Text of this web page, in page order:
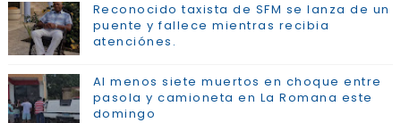
Reconocido taxista de SFM se lanza de un
puente y fallece mientras recibia
atenciónes.
Al menos siete muertos en choque entre
pasola y camioneta en La Romana este
domingo